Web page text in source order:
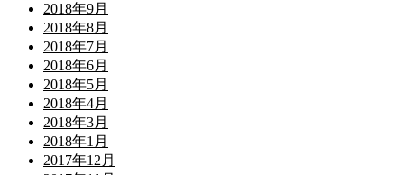
2018年9月
2018年8月
2018年7月
2018年6月
2018年5月
2018年4月
2018年3月
2018年1月
2017年12月